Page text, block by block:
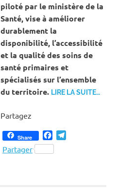
piloté par le ministère de la
Santé, vise à améliorer
durablement la
disponibilité, l’accessibilité
et la qualité des soins de
santé primaires et
spécialisés sur l’ensemble
du territoire. LIRE LA SUITE…
Partagez
Share Facebook
Partager